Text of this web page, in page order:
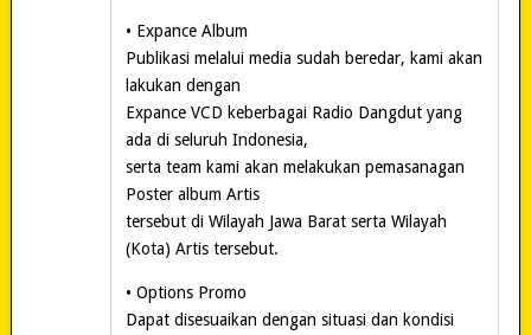
• Expance Album
Publikasi melalui media sudah beredar, kami akan
lakukan dengan
Expance VCD keberbagai Radio Dangdut yang
ada di seluruh Indonesia,
serta team kami akan melakukan pemasanagan
Poster album Artis
tersebut di Wilayah Jawa Barat serta Wilayah
(Kota) Artis tersebut.
• Options Promo
Dapat disesuaikan dengan situasi dan kondisi